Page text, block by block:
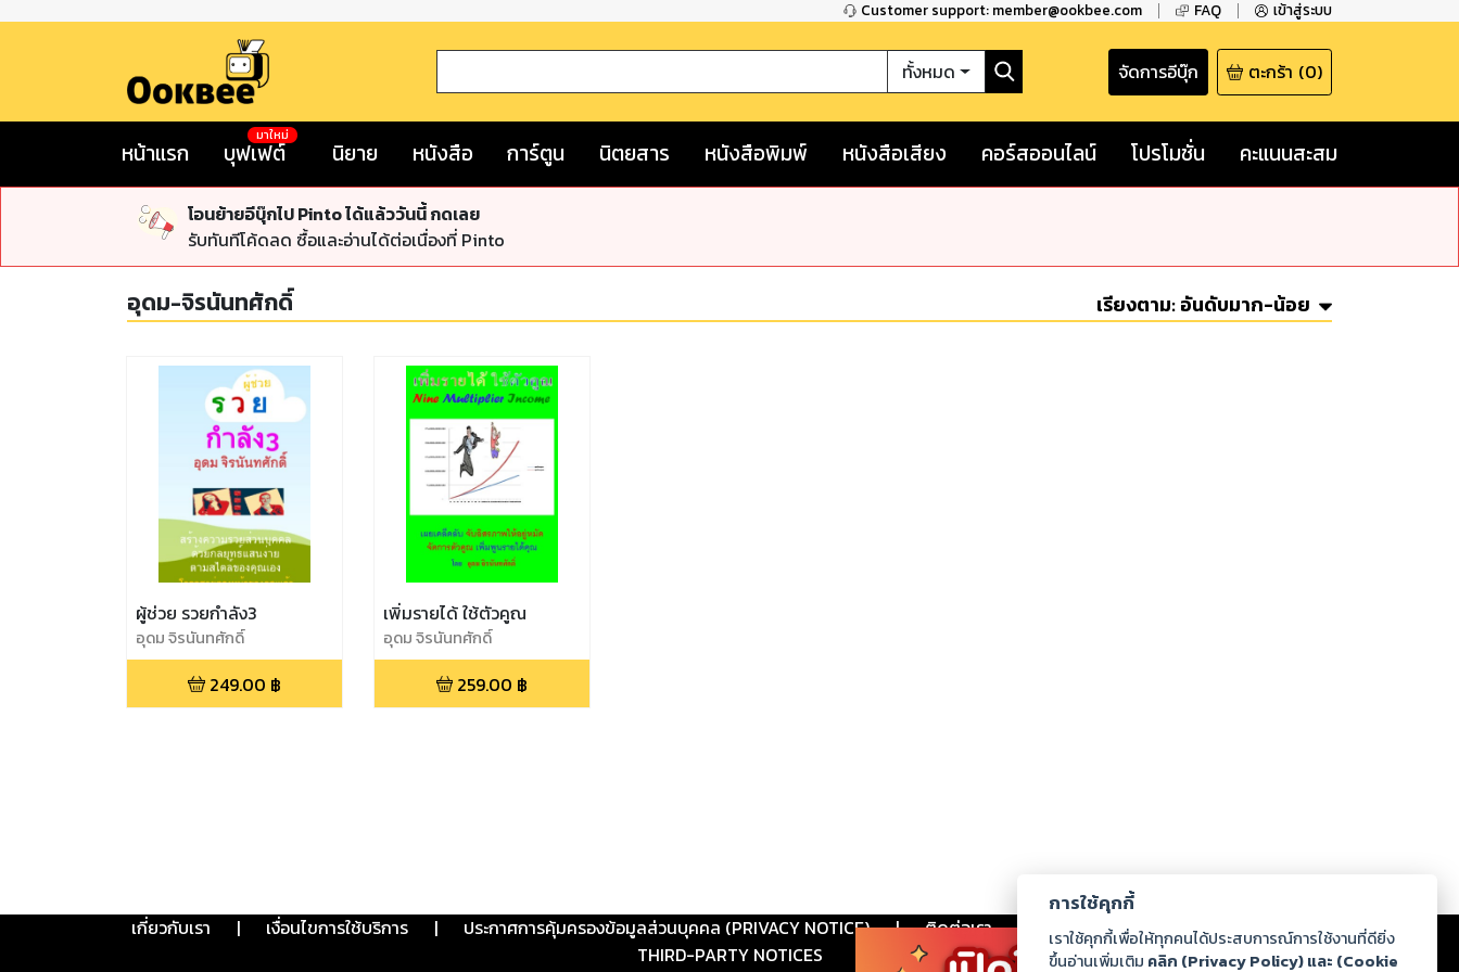
Customer support: member@ookbee.com FAQ เข้าสู่ระบบ
ทั้งหมด จัดการอีบุ๊ก ตะกร้า (0)
หน้าแรก บุฟเฟต์
มาใหม่
นิยาย หนังสือ การ์ตูน นิตยสาร หนังสือพิมพ์ หนังสือเสียง คอร์สออนไลน์ โปรโมชั่น คะแนนสะสม
โอนย้ายอีบุ๊กไป Pinto ได้แล้ววันนี้ กดเลย
รับทันทีโค้ดลด ซื้อและอ่านได้ต่อเนื่องที่ Pinto
อุดม-จิรนันทศักดิ์ เรียงตาม:อันดับมาก-น้อย
ผู้ช่วย รวยกำลัง3
อุดม จิรนันทศักดิ์
249.00 ฿
เพิ่มรายได้ ใช้ตัวคูณ
อุดม จิรนันทศักดิ์
259.00 ฿
เกี่ยวกับเรา | เงื่อนไขการใช้บริการ | ประกาศการคุ้มครองข้อมูลส่วนบุคคล (PRIVACY NOTICE) | ติดต่อเรา ร่วมงานกับเรา ดาวน์โหลด
THIRD-PARTY NOTICES
การใช้คุกกี้
เราใช้คุกกี้เพื่อให้ทุกคนได้ประสบการณ์การใช้งานที่ดียิ่ง
ขึ้นอ่านเพิ่มเติม คลิก (Privacy Policy) และ (Cookie